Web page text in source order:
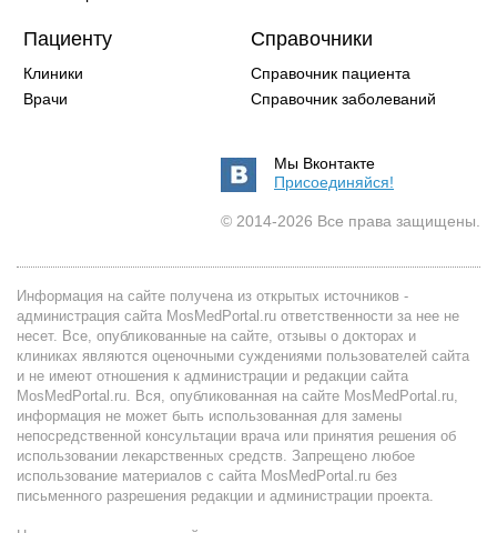
Пациенту
Клиники
Врачи
Справочники
Справочник пациента
Справочник заболеваний
Мы Вконтакте
Присоединяйся!
© 2014-2026 Все права защищены.
Информация на сайте получена из открытых источников -
администрация сайта MosMedPortal.ru ответственности за нее не
несет. Все, опубликованные на сайте, отзывы о докторах и
клиниках являются оценочными суждениями пользователей сайта
и не имеют отношения к администрации и редакции сайта
MosMedPortal.ru. Вся, опубликованная на сайте MosMedPortal.ru,
информация не может быть использованная для замены
непосредственной консультации врача или принятия решения об
использовании лекарственных средств. Запрещено любое
использование материалов с сайта MosMedPortal.ru без
письменного разрешения редакции и администрации проекта.